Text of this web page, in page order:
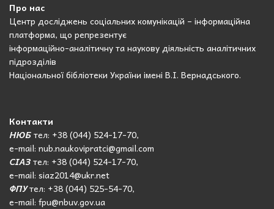
Про нас
Центр досліджень соціальних комунікацій – інформаційна
платформа, що репрезентує
інформаційно-аналітичну та наукову діяльність аналітичних
підрозділів
Національної бібліотеки України імені В.І. Вернадського.
Контакти
НЮБтел: +38 (044) 524-17-70,
e-mail: nub.naukovipratci@gmail.com
СІАЗтел: +38 (044) 524-17-70,
e-mail: siaz2014@ukr.net
ФПУтел: +38 (044) 525-54-70,
e-mail: fpu@nbuv.gov.ua